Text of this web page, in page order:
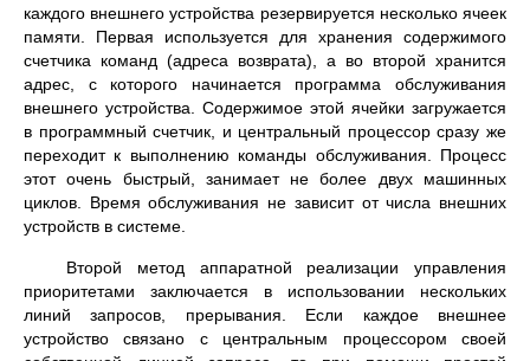
каждого внешнего устройства резерви­руется несколько ячеек
памяти. Первая используется для хранения содержимого
счетчика команд (адреса воз­врата), а во второй хранится
адрес, с которого начинает­ся программа обслуживания
внешнего устройства. Содер­жимое этой ячейки загружается
в программный счетчик, и центральный процессор сразу же
переходит к выполне­нию команды обслуживания. Процесс
этот очень быстрый, занимает не более двух машинных
циклов. Время обслуживания не зависит от числа внешних
устройств в системе.
Второй метод аппаратной реализации управления
приоритетами заключается в использовании нескольких
линий запросов, прерывания. Если каждое внешнее
устройство связано с центральным процессором своей